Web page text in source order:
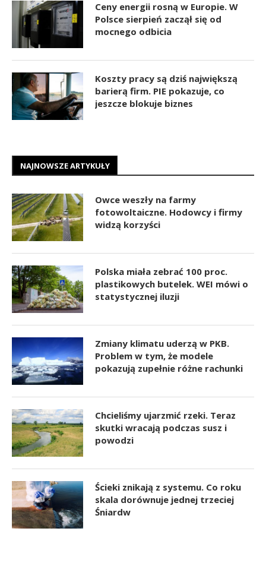
Ceny energii rosną w Europie. W
Polsce sierpień zaczął się od
mocnego odbicia
Koszty pracy są dziś największą
barierą firm. PIE pokazuje, co
jeszcze blokuje biznes
NAJNOWSZE ARTYKUŁY
Owce weszły na farmy
fotowoltaiczne. Hodowcy i firmy
widzą korzyści
Polska miała zebrać 100 proc.
plastikowych butelek. WEI mówi o
statystycznej iluzji
Zmiany klimatu uderzą w PKB.
Problem w tym, że modele
pokazują zupełnie różne rachunki
Chcieliśmy ujarzmić rzeki. Teraz
skutki wracają podczas susz i
powodzi
Ścieki znikają z systemu. Co roku
skala dorównuje jednej trzeciej
Śniardw